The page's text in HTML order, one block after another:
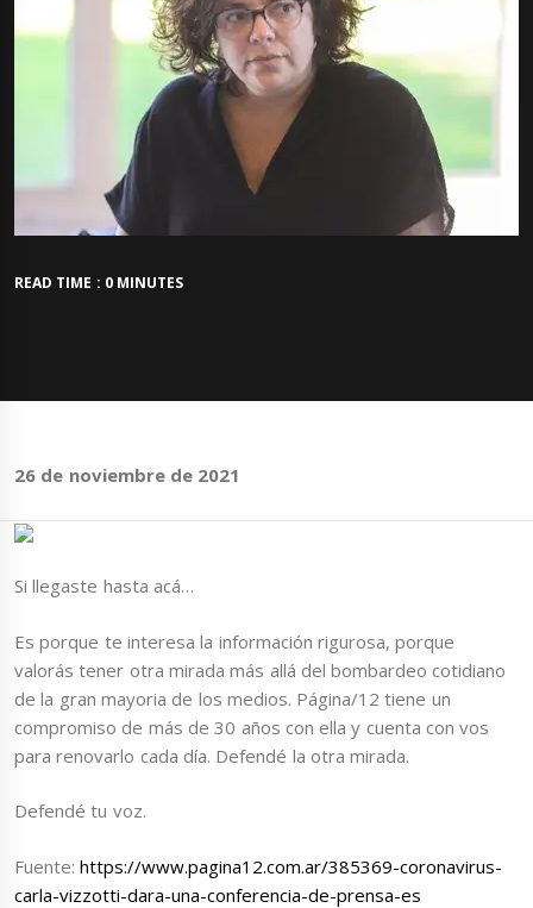
READ TIME : 0 MINUTES
26 de noviembre de 2021
Si llegaste hasta acá…
Es porque te interesa la información rigurosa, porque
valorás tener otra mirada más allá del bombardeo cotidiano
de la gran mayoria de los medios. Página/12 tiene un
compromiso de más de 30 años con ella y cuenta con vos
para renovarlo cada día. Defendé la otra mirada.
Defendé tu voz.
Fuente:https://www.pagina12.com.ar/385369-coronavirus-
carla-vizzotti-dara-una-conferencia-de-prensa-es